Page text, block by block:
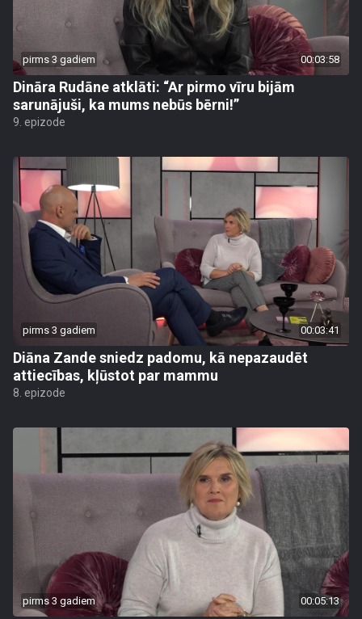
pirms 3 gadiem 00:03:58
Dināra Rudāne atklāti: “Ar pirmo vīru bijām
sarunājuši, ka mums nebūs bērni!”
9. epizode
pirms 3 gadiem 00:03:41
Diāna Zande sniedz padomu, kā nepazaudēt
attiecības, kļūstot par mammu
8. epizode
pirms 3 gadiem 00:05:13